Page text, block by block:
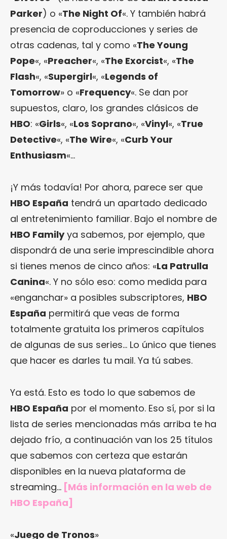
Parker) o «The Night Of«. Y también habrá
presencia de coproducciones y series de
otras cadenas, tal y como «The Young
Pope«, «Preacher«, «The Exorcist«, «The
Flash«, «Supergirl«, «Legends of
Tomorrow» o «Frequency«. Se dan por
supuestos, claro, los grandes clásicos de
HBO: «Girls«, «Los Soprano«, «Vinyl«, «True
Detective«, «The Wire«, «Curb Your
Enthusiasm«…
¡Y más todavía! Por ahora, parece ser que
HBO España tendrá un apartado dedicado
al entretenimiento familiar. Bajo el nombre de
HBO Familyya sabemos, por ejemplo, que
dispondrá de una serie imprescindible ahora
si tienes menos de cinco años: «La Patrulla
Canina«. Y no sólo eso: como medida para
«enganchar» a posibles subscriptores, HBO
España permitirá que veas de forma
totalmente gratuita los primeros capítulos
de algunas de sus series… Lo único que tienes
que hacer es darles tu mail. Ya tú sabes.
Ya está. Esto es todo lo que sabemos de
HBO España por el momento. Eso sí, por si la
lista de series mencionadas más arriba te ha
dejado frío, a continuación van los 25 títulos
que sabemos con certeza que estarán
disponibles en la nueva plataforma de
streaming… [Más información en la web de
HBO España]
«Juego de Tronos»